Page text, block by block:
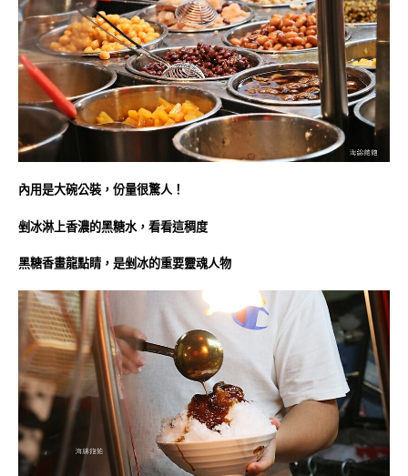
內用是大碗公裝，份量很驚人！
剉冰淋上香濃的黑糖水，看看這稠度
黑糖香畫龍點睛，是剉冰的重要靈魂人物